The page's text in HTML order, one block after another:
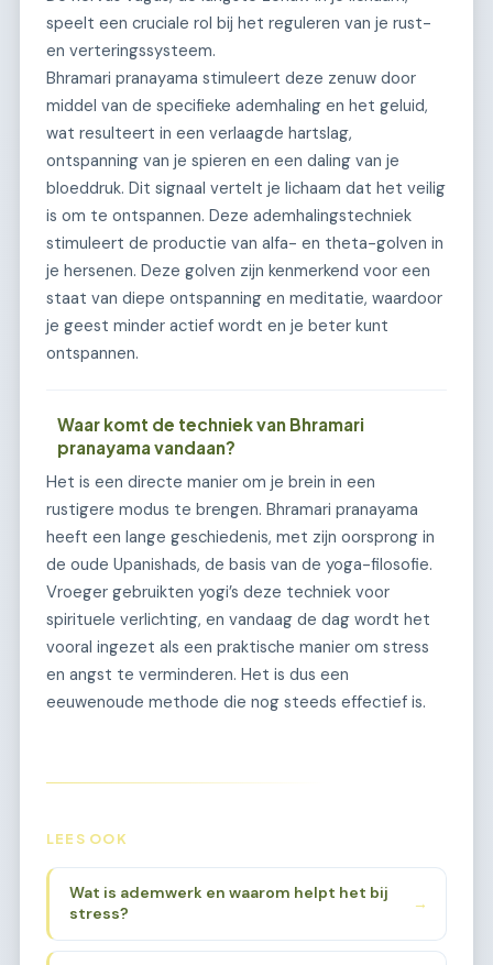
speelt een cruciale rol bij het reguleren van je rust-
en verteringssysteem.
Bhramari pranayama stimuleert deze zenuw door
middel van de specifieke ademhaling en het geluid,
wat resulteert in een verlaagde hartslag,
ontspanning van je spieren en een daling van je
bloeddruk. Dit signaal vertelt je lichaam dat het veilig
is om te ontspannen. Deze ademhalingstechniek
stimuleert de productie van alfa- en theta-golven in
je hersenen. Deze golven zijn kenmerkend voor een
staat van diepe ontspanning en meditatie, waardoor
je geest minder actief wordt en je beter kunt
ontspannen.
Waar komt de techniek van Bhramari
pranayama vandaan?
Het is een directe manier om je brein in een
rustigere modus te brengen. Bhramari pranayama
heeft een lange geschiedenis, met zijn oorsprong in
de oude Upanishads, de basis van de yoga-filosofie.
Vroeger gebruikten yogi’s deze techniek voor
spirituele verlichting, en vandaag de dag wordt het
vooral ingezet als een praktische manier om stress
en angst te verminderen. Het is dus een
eeuwenoude methode die nog steeds effectief is.
LEES OOK
Wat is ademwerk en waarom helpt het bij
stress?
→